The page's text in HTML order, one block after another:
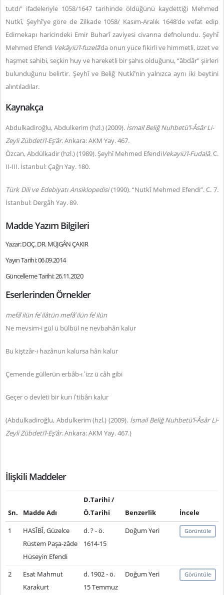
tutdı” ifadeleriyle 1058/1647 tarihinde öldüğünü kaydettiği Mehmed
Nutkî, Şeyhî’ye göre de Zilkade 1058/ Kasım-Aralık 1648’de vefat edip
Edirnekapı haricindeki Emir Buharî zaviyesi civarına defnolundu. Şeyhî
Mehmed Efendi Vekâyiü’l-fuzelâ’da onun yüce fikirli ve himmetli, izzet ve
haşmet sahibi, seçkin huy ve hareketli bir şahıs olduğunu, “âbdâr” şiirleri
bulunduğunu belirtir. Şeyhî ve Beliğ Nutkî’nin yalnızca aynı iki beytini
alıntıladılar.
Kaynakça
Abdulkadiroğlu, Abdulkerim (hzl.) (2009). İsmail Beliğ Nuhbetü’l-Âsâr Li-
Zeyli Zübdeti’l-Eş’âr. Ankara: AKM Yay. 467.
Özcan, Abdülkadir (hzl.) (1989). Şeyhî Mehmed EfendiVekayiü’l-Fudalâ.C.
II-III. İstanbul: Çağrı Yay. 180.
Türk Dili ve Edebiyatı Ansiklopedisi(1990). “Nutkî Mehmed Efendi”. C. 7.
İstanbul: Dergâh Yay. 89.
Madde Yazım Bilgileri
Yazar: DOÇ. DR. MÜJGÂN ÇAKIR
Yayın Tarihi: 06.09.2014
Güncelleme Tarihi: 26.11.2020
Eserlerinden Örnekler
mefâ‛ilün fe‛ilâtün mefâ‛ilün fe‛ilün
Ne mevsim-i gül ü bülbül ne nevbahârı kalur
Bu kiştzâr-ı hazânun kalursa hârı kalur
Çemende güllerün erbâb-ı ‛izz ü câh gibi
Geçer o devleti bir kurı i‛tibârı kalur
(Abdulkadiroğlu, Abdulkerim (hzl.) (2009). İsmail Beliğ Nuhbetü’l-Âsâr Li-
Zeyli Zübdeti’l-Eş’âr. Ankara: AKM Yay. 467.)
İlişkili Maddeler
Sn. Madde Adı
D.Tarihi /
Ö.Tarihi
Benzerlik
İncele
1
HASÎBÎ, Güzelce
Rüstem Paşa-zâde
Hüseyin Efendi
d. ? - ö.
1614-15
Doğum Yeri Görüntüle
2
Esat Mahmut
Karakurt
d. 1902 - ö.
15 Temmuz
Doğum Yeri Görüntüle